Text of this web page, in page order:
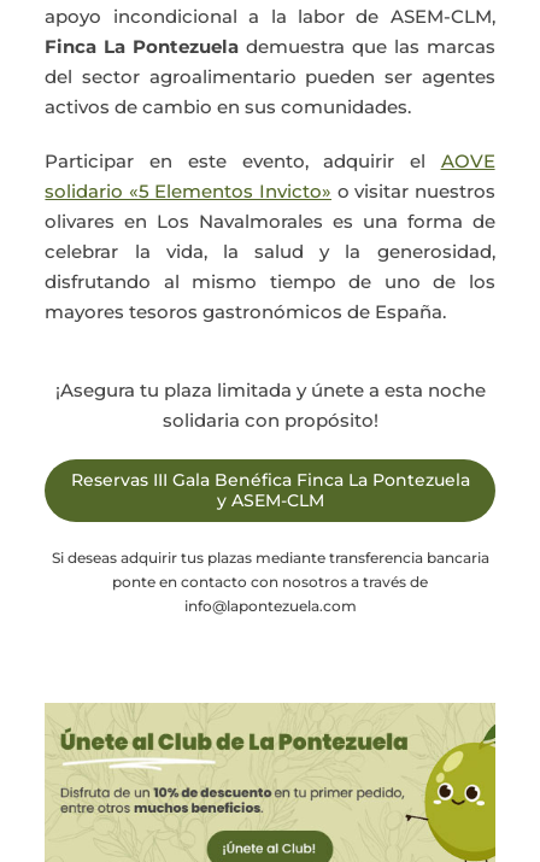
apoyo incondicional a la labor de ASEM-CLM,
Finca La Pontezuela demuestra que las marcas
del sector agroalimentario pueden ser agentes
activos de cambio en sus comunidades.
Participar en este evento, adquirir el AOVE
solidario «5 Elementos Invicto» o visitar nuestros
olivares en Los Navalmorales es una forma de
celebrar la vida, la salud y la generosidad,
disfrutando al mismo tiempo de uno de los
mayores tesoros gastronómicos de España.
¡Asegura tu plaza limitada y únete a esta noche
solidaria con propósito!
Reservas III Gala Benéfica Finca La Pontezuela
y ASEM-CLM
Si deseas adquirir tus plazas mediante transferencia bancaria
ponte en contacto con nosotros a través de
info@lapontezuela.com